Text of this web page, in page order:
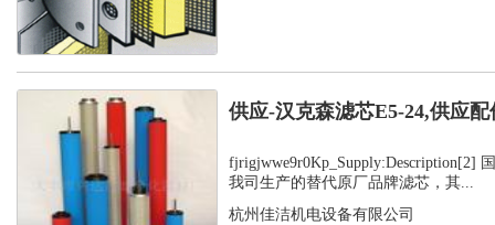
供应-汉克森滤芯E5-24,供应配
fjrigjwwe9r0Kp_Supply:Description[2]
我司生产的替代原厂品牌滤芯，其...
杭州佳洁机电设备有限公司